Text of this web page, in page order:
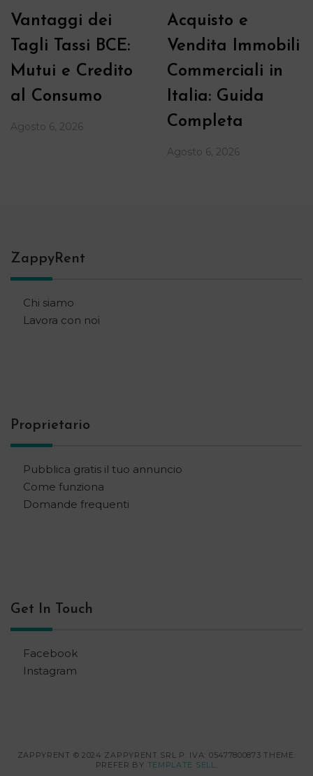
Vantaggi dei
Tagli Tassi BCE:
Mutui e Credito
al Consumo
Agosto 6, 2026
Acquisto e
Vendita Immobili
Commerciali in
Italia: Guida
Completa
Agosto 6, 2026
ZappyRent
Chi siamo
Lavora con noi
Proprietario
Pubblica gratis il tuo annuncio
Come funziona
Domande frequenti
Get In Touch
Facebook
Instagram
ZAPPYRENT © 2024 ZAPPYRENT SRL P. IVA: 05477800873 THEME:
PREFER BY TEMPLATE SELL